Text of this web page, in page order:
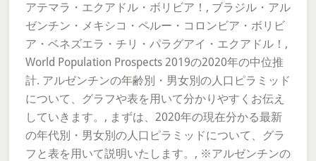
アテマラ・エクアドル・ボリビア！, ブラジル・アル
ゼンチン・メキシコ・ペルー・コロンビア・ボリビ
ア・ベネズエラ・チリ・パラグアイ・エクアドル！,
World Population Prospects 2019の2020年の中位推
計. アルゼンチンの年齢別・男女別の人口ピラミッド
について、グラフや表を用いて分かりやすくお伝え
していきます。, まずは、2020年の現在分かる最新
の年代別・男女別の人口ピラミッドについて、グラ
フと表を用いて説明いたします。, ※アルゼンチンの